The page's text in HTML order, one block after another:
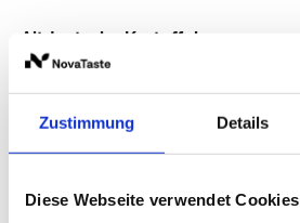
Zustimmung Details
Diese Webseite verwendet Cookies
Altdeutsche Kartoffelsuppe